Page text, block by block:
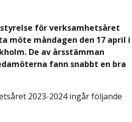
för verksamhetsåret
möte måndagen den 17 april i
De av årsstämman
fann snabbt en bra
2023-2024 ingår följande